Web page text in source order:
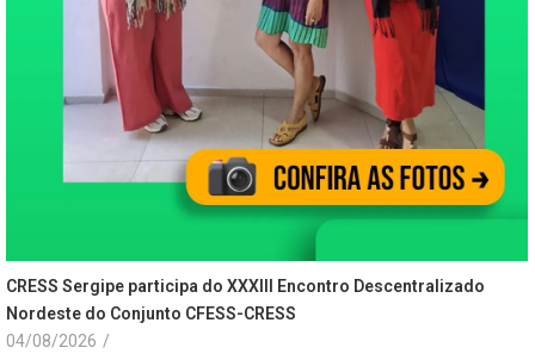
CRESS Sergipe participa do XXXIII Encontro Descentralizado
Nordeste do Conjunto CFESS-CRESS
04/08/2026 /